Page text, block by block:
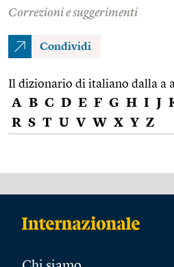
Correzioni e suggerimenti
Condividi
Il dizionario di italiano dalla a
A B C D E F G H I J
R S T U V W X Y Z